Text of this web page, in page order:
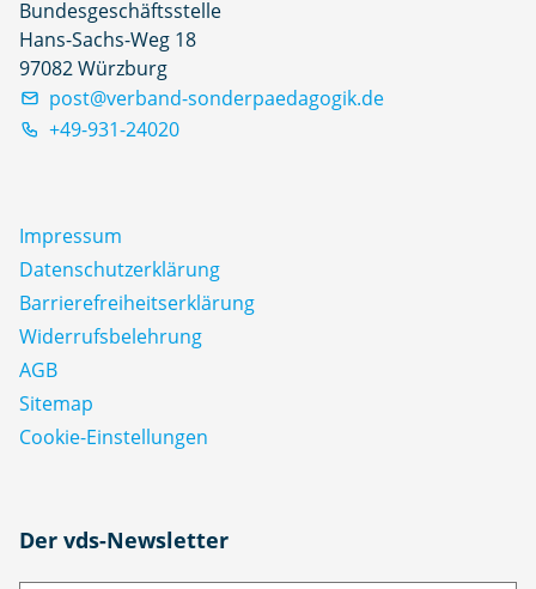
Bundesgeschäftsstelle
Hans-Sachs-Weg 18
97082 Würzburg
post@verband-sonderpaedagogik.de
+49-931-24020
Impressum
Datenschutz­erklärung
Barrierefreiheitserklärung
Widerrufsbelehrung
AGB
Sitemap
Cookie-Einstellungen
Der vds-Newsletter
N